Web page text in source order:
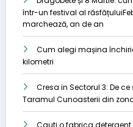
într-un festival al
marchează, an de an
Cum alegi mașina
kilometri
Cresa in Sectorul 3: De
Taramul Cunoasterii din
Cauti o fabrica